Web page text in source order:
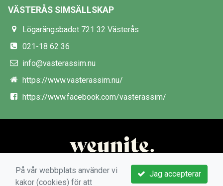
VÄSTERÅS SIMSÄLLSKAP
Lögarängsbadet 721 32 Västerås
021-18 62 36
info@vasterassim.nu
https://www.vasterassim.nu/
https://www.facebook.com/vasterassim/
Jag accepterar
På vår webbplats använder vi
kakor (cookies) för att